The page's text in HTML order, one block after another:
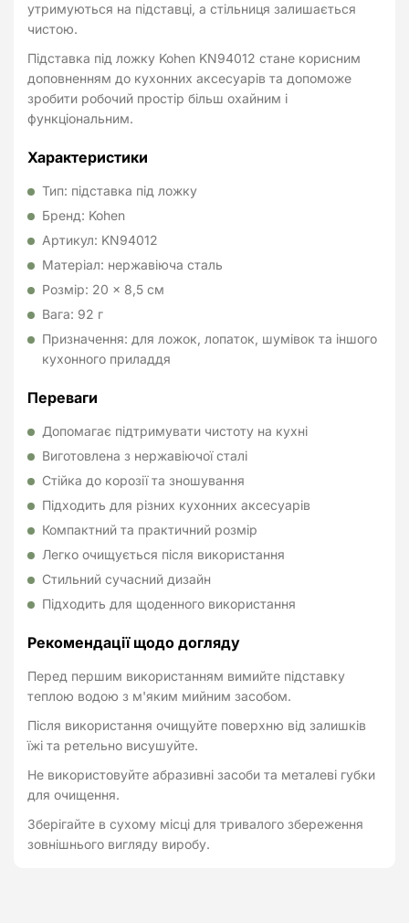
утримуються на підставці, а стільниця залишається
чистою.
Підставка під ложку Kohen KN94012 стане корисним
доповненням до кухонних аксесуарів та допоможе
зробити робочий простір більш охайним і
функціональним.
Характеристики
Тип: підставка під ложку
Бренд: Kohen
Артикул: KN94012
Матеріал: нержавіюча сталь
Розмір: 20 × 8,5 см
Вага: 92 г
Призначення: для ложок, лопаток, шумівок та іншого
кухонного приладдя
Переваги
Допомагає підтримувати чистоту на кухні
Виготовлена з нержавіючої сталі
Стійка до корозії та зношування
Підходить для різних кухонних аксесуарів
Компактний та практичний розмір
Легко очищується після використання
Стильний сучасний дизайн
Підходить для щоденного використання
Рекомендації щодо догляду
Перед першим використанням вимийте підставку
теплою водою з м'яким мийним засобом.
Після використання очищуйте поверхню від залишків
їжі та ретельно висушуйте.
Не використовуйте абразивні засоби та металеві губки
для очищення.
Зберігайте в сухому місці для тривалого збереження
зовнішнього вигляду виробу.